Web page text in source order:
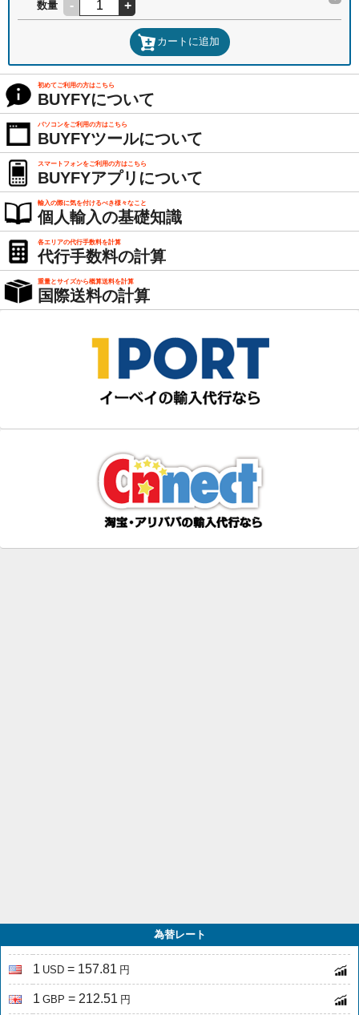
数量 - +
カートに追加
初めてご利用の方はこちら
BUYFYについて
パソコンをご利用の方はこちら
BUYFYツールについて
スマートフォンをご利用の方はこちら
BUYFYアプリについて
輸入の際に気を付けるべき様々なこと
個人輸入の基礎知識
各エリアの代行手数料を計算
代行手数料の計算
重量とサイズから概算送料を計算
国際送料の計算
為替レート
1 USD = 157.81 円
1 GBP = 212.51 円